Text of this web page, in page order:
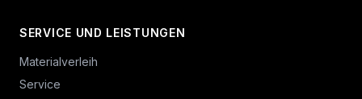
SERVICE UND LEISTUNGEN
Materialverleih
Service